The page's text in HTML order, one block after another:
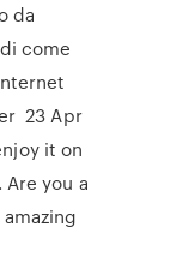
da
come
23 Apr
it on
you a